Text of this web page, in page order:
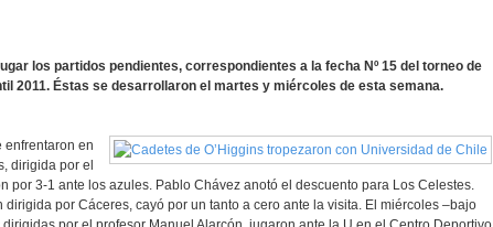
los partidos pendientes, correspondientes a la fecha Nº 15 del torneo de
2011. Éstas se desarrollaron el martes y miércoles de esta semana.
enfrentaron en
dirigida por el
por 3-1 ante los azules. Pablo Chávez anotó el descuento para Los Celestes.
dirigida por Cáceres, cayó por un tanto a cero ante la visita. El miércoles –bajo